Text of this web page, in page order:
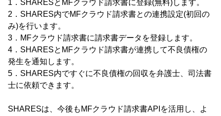
1．SHARESとMFクラウド請求書に登録(無料)します。
2．SHARES内でMFクラウド請求書との連携設定(初回の
み)を行います。
3．MFクラウド請求書に請求書データを登録します。
4．SHARESとMFクラウド請求書が連携して不良債権の
発生を通知します。
5．SHARES内ですぐに不良債権の回収を弁護士、司法書
士に依頼できます。
SHARESは、今後もMFクラウド請求書APIを活用し、よ